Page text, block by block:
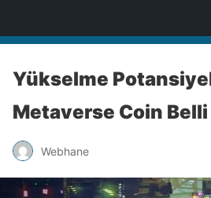
Yükselme
Metaverse Coin
Webhane